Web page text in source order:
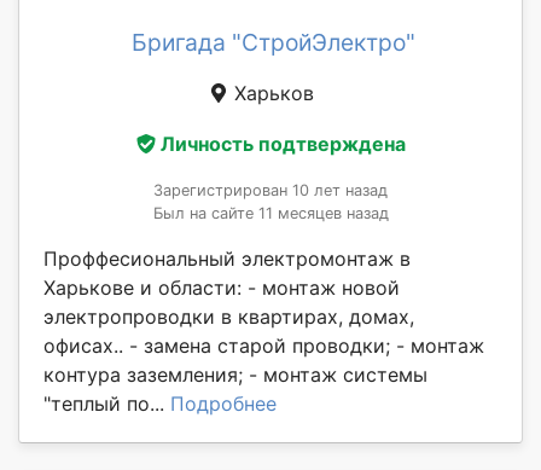
Бригада "СтройЭлектро"
Харьков
Личность подтверждена
Зарегистрирован 10 лет назад
Был на сайте 11 месяцев назад
Проффесиональный электромонтаж в
Харькове и области: - монтаж новой
электропроводки в квартирах, домах,
офисах.. - замена старой проводки; - монтаж
контура заземления; - монтаж системы
"теплый по... Подробнее